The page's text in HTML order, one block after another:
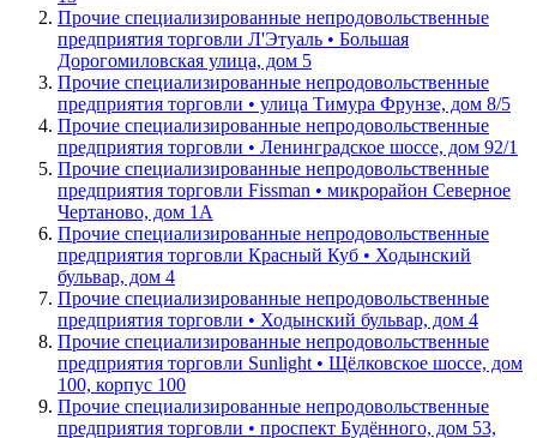
Прочие специализированные непродовольственные
предприятия торговли Л'Этуаль • Большая
Дорогомиловская улица, дом 5
Прочие специализированные непродовольственные
предприятия торговли • улица Тимура Фрунзе, дом 8/5
Прочие специализированные непродовольственные
предприятия торговли • Ленинградское шоссе, дом 92/1
Прочие специализированные непродовольственные
предприятия торговли Fissman • микрорайон Северное
Чертаново, дом 1А
Прочие специализированные непродовольственные
предприятия торговли Красный Куб • Ходынский
бульвар, дом 4
Прочие специализированные непродовольственные
предприятия торговли • Ходынский бульвар, дом 4
Прочие специализированные непродовольственные
предприятия торговли Sunlight • Щёлковское шоссе, дом
100, корпус 100
Прочие специализированные непродовольственные
предприятия торговли • проспект Будённого, дом 53,